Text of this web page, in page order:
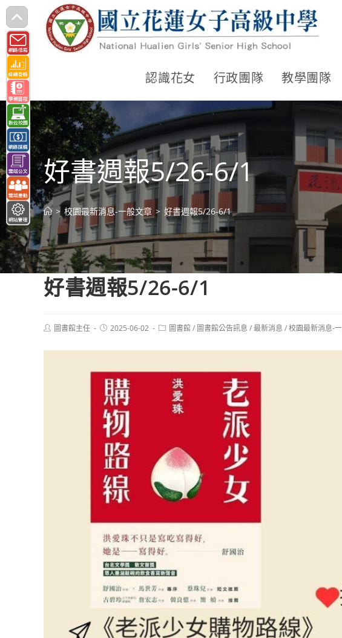
跳
轉
至
主
要
內
容
認識花女 行政團隊 教學團隊
好書週報5/26-6/1
> 校園最新消息-一般文章 > 好書週報5/26-6/1
好書週報5/26-6/1
Post圖書館主任
Post2025-06-02
Post圖書館/ 圖書館公告訊息 /最新消息 /校園最新消息-